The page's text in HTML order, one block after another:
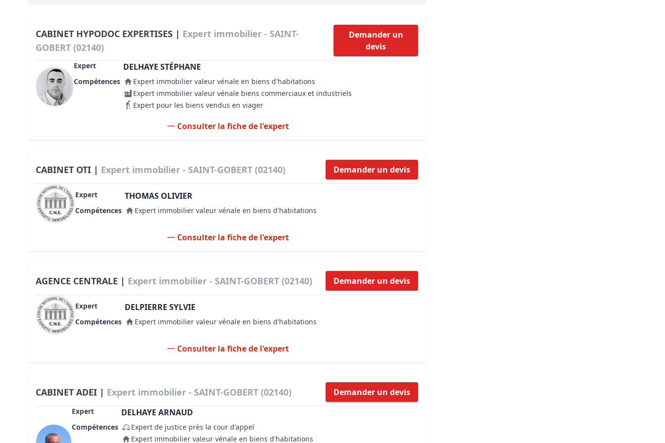
Règles d’urbanisme
Pathologies des bâtiments
Lecture et compréhension d’un Plan Local d’Urbanisme (PLU)
Droit de l'environnement et de l'immobilier
Estimer le droit au bail
Développer et organiser l'activité de Syndic
Biens d’exception, belles demeures, châteaux et traits de côte
IA Pioneer®
Expertise pré-achat
CABINET HYPODOC EXPERTISES | Expert immobilier - SAINT-
GOBERT (02140)
Demander un
devis
Expert DELHAYE STÉPHANE
Compétences
Expert immobilier valeur vénale en biens d'habitations
Expert immobilier valeur vénale biens commerciaux et industriels
Expert pour les biens vendus en viager
Consulter la fiche de l'expert
CABINET OTI | Expert immobilier - SAINT-GOBERT (02140) Demander un devis
Expert THOMAS OLIVIER
Compétences Expert immobilier valeur vénale en biens d'habitations
Consulter la fiche de l'expert
AGENCE CENTRALE | Expert immobilier - SAINT-GOBERT (02140) Demander un devis
Expert DELPIERRE SYLVIE
Compétences Expert immobilier valeur vénale en biens d'habitations
Consulter la fiche de l'expert
CABINET ADEI | Expert immobilier - SAINT-GOBERT (02140) Demander un devis
Expert DELHAYE ARNAUD
Compétences
Expert de justice près la cour d'appel
Expert immobilier valeur vénale en biens d'habitations